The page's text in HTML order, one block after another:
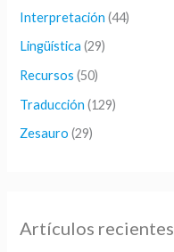
Interpretación (44)
Lingüística (29)
Recursos (50)
Traducción (129)
Zesauro (29)
Artículos recientes